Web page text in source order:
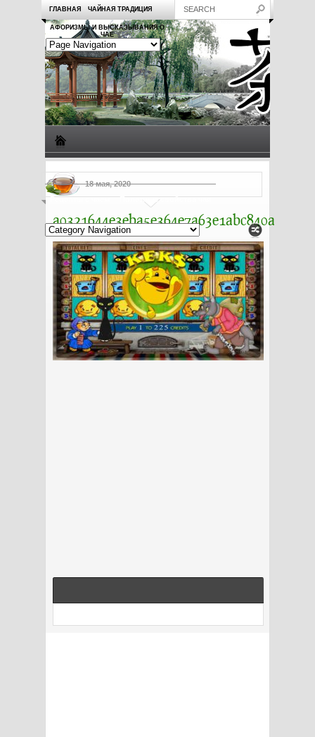
ГЛАВНАЯ ЧАЙНАЯ ТРАДИЦИЯ
АФОРИЗМЫ И ВЫСКАЗЫВАНИЯ О
ЧАЕ
Рецепты с чаем Полезные свойства чая
18 мая, 2020
a0321644e3eba5e364e7a63e1abc840a